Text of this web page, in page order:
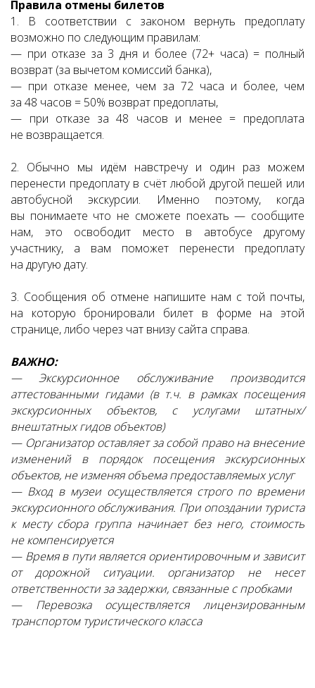
Правила отмены билетов
1. В соответствии с законом вернуть предоплату
возможно по следующим правилам:
— при отказе за 3 дня и более (72+ часа) = полный
возврат (за вычетом комиссий банка),
— при отказе менее, чем за 72 часа и более, чем
за 48 часов = 50% возврат предоплаты,
— при отказе за 48 часов и менее = предоплата
не возвращается.
2. Обычно мы идём навстречу и один раз можем
перенести предоплату в счёт любой другой пешей или
автобусной экскурсии. Именно поэтому, когда
вы понимаете что не сможете поехать — сообщите
нам, это освободит место в автобусе другому
участнику, а вам поможет перенести предоплату
на другую дату.
3. Сообщения об отмене напишите нам с той почты,
на которую бронировали билет в форме на этой
странице, либо через чат внизу сайта справа.
ВАЖНО:
— Экскурсионное обслуживание производится
аттестованными гидами (в т.ч. в рамках посещения
экскурсионных объектов, с услугами штатных/
внештатных гидов объектов)
— Организатор оставляет за собой право на внесение
изменений в порядок посещения экскурсионных
объектов, не изменяя объема предоставляемых услуг
— Вход в музеи осуществляется строго по времени
экскурсионного обслуживания. При опоздании туриста
к месту сбора группа начинает без него, стоимость
не компенсируется
— Время в пути является ориентировочным и зависит
от дорожной ситуации. организатор не несет
ответственности за задержки, связанные с пробками
— Перевозка осуществляется лицензированным
транспортом туристического класса